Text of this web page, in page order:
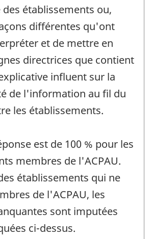
établissements ou,
différentes qu'ont
et de mettre en
directrices que contient
influent sur la
de l'information au fil du
les établissements.
est de 100 % pour les
membres de l'ACPAU.
établissements qui ne
de l'ACPAU, les
sont imputées
ci-dessus.